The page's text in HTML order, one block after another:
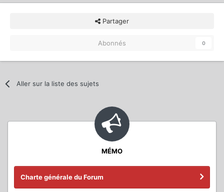
Partager
Abonnés 0
Aller sur la liste des sujets
MÉMO
Charte générale du Forum